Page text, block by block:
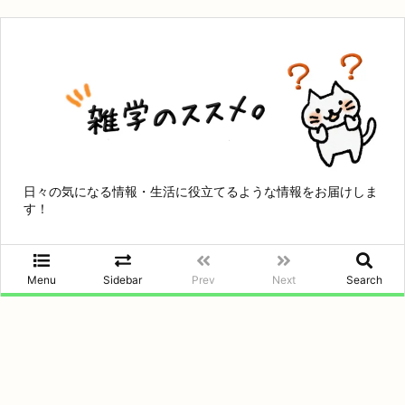
日々の気になる情報・生活に役立てるような情報をお届けしま
す！
Menu Sidebar Prev Next Search